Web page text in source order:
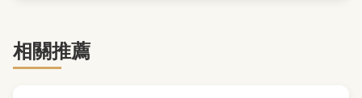
相關推薦